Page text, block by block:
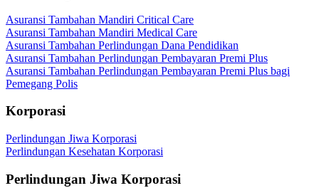
Asuransi Tambahan Mandiri Critical Care
Asuransi Tambahan Mandiri Medical Care
Asuransi Tambahan Perlindungan Dana Pendidikan
Asuransi Tambahan Perlindungan Pembayaran Premi Plus
Asuransi Tambahan Perlindungan Pembayaran Premi Plus bagi
Pemegang Polis
Korporasi
Perlindungan Jiwa Korporasi
Perlindungan Kesehatan Korporasi
Perlindungan Jiwa Korporasi